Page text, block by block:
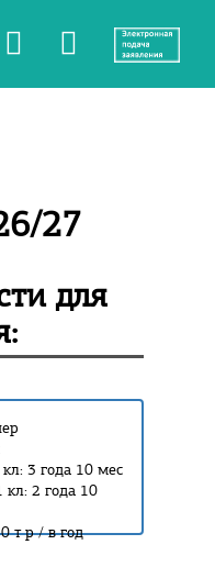
27
для
3 года 10 мес
кл: 2 года 10
т р / в год